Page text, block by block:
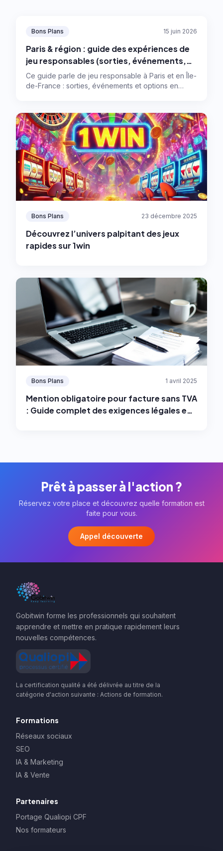
Bons Plans 15 juin 2026
Paris & région : guide des expériences de
jeu responsables (sorties, événements,
numérique)
Ce guide parle de jeu responsable à Paris et en Île-
de-France : sorties, événements et options en
Bons Plans 23 décembre 2025
Découvrez l’univers palpitant des jeux
rapides sur 1win
Bons Plans 1 avril 2025
Mention obligatoire pour facture sans TVA
: Guide complet des exigences légales en
Prêt à passer à l'action ?
Réservez votre place et découvrez quelle formation est
faite pour vous.
Appel découverte
Gobitwin forme les professionnels qui souhaitent
apprendre et mettre en pratique rapidement leurs
nouvelles compétences.
La certification qualité a été délivrée au titre de la
catégorie d'action suivante : Actions de formation.
Formations
Réseaux sociaux
SEO
IA & Marketing
IA & Vente
Partenaires
Portage Qualiopi CPF
Nos formateurs